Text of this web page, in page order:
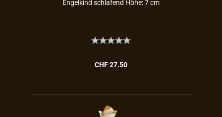
En­gel­kind schla­fend Höhe: 7 cm
CHF 27.50